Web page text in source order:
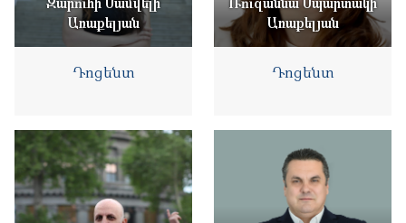
Առաքելյան
Դոցենտ
Առաքելյան
Դոցենտ